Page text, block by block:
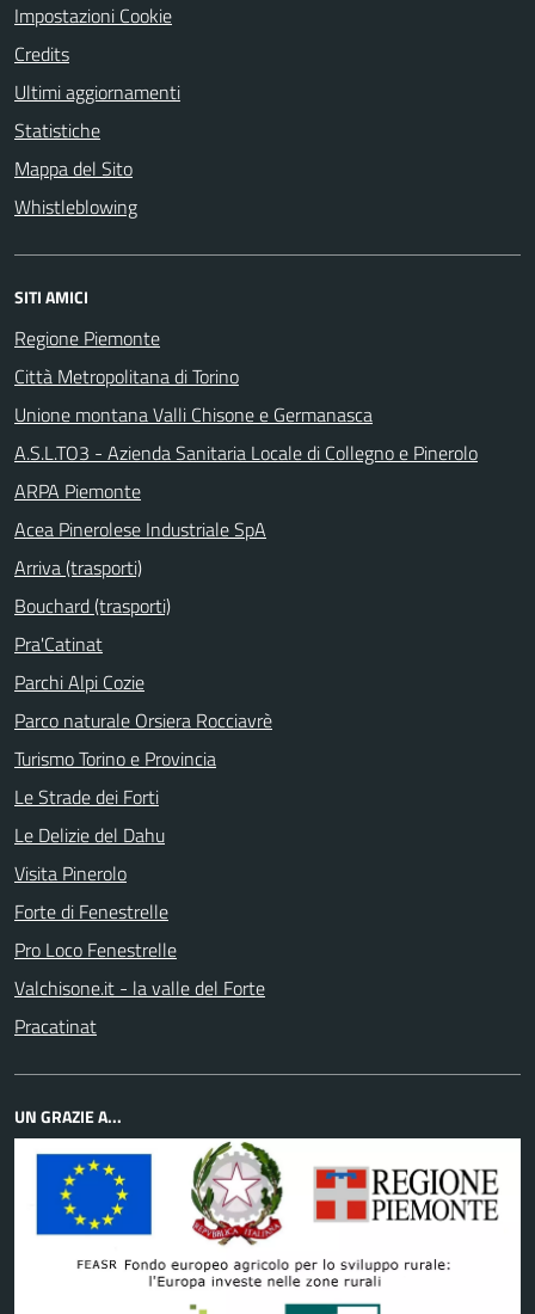
Impostazioni Cookie
Credits
Ultimi aggiornamenti
Statistiche
Mappa del Sito
Whistleblowing
SITI AMICI
Regione Piemonte
Città Metropolitana di Torino
Unione montana Valli Chisone e Germanasca
A.S.L.TO3 - Azienda Sanitaria Locale di Collegno e Pinerolo
ARPA Piemonte
Acea Pinerolese Industriale SpA
Arriva (trasporti)
Bouchard (trasporti)
Pra'Catinat
Parchi Alpi Cozie
Parco naturale Orsiera Rocciavrè
Turismo Torino e Provincia
Le Strade dei Forti
Le Delizie del Dahu
Visita Pinerolo
Forte di Fenestrelle
Pro Loco Fenestrelle
Valchisone.it - la valle del Forte
Pracatinat
UN GRAZIE A...